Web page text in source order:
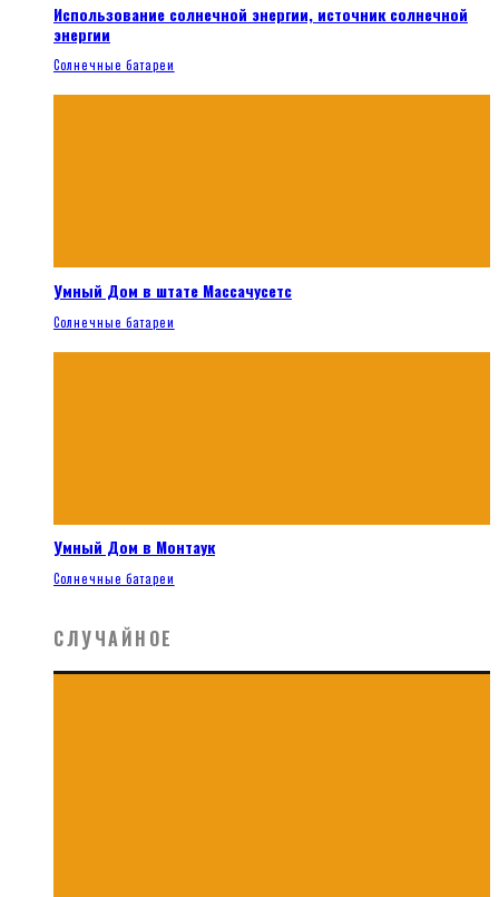
Использование солнечной энергии, источник солнечной
энергии
Солнечные батареи
Умный Дом в штате Массачусетс
Солнечные батареи
Умный Дом в Монтаук
Солнечные батареи
СЛУЧАЙНОЕ